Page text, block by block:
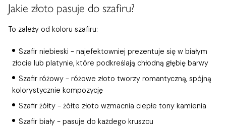
Jakie złoto pasuje do szafiru?
To zależy od koloru szafiru:
Szafir niebieski - najefektowniej prezentuje się w białym
złocie lub platynie, które podkreślają chłodną głębię barwy
Szafir różowy - różowe złoto tworzy romantyczną, spójną
kolorystycznie kompozycję
Szafir żółty - żółte złoto wzmacnia ciepłe tony kamienia
Szafir biały - pasuje do każdego kruszcu